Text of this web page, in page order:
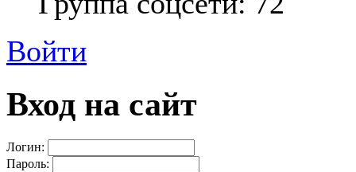
Войти
Вход на сайт
Логин:
Пароль: